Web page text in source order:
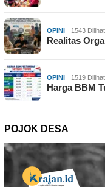
OPINI 1543 Dilihat
Realitas
OPINI 1519 Dilihat
Harga BBM
POJOK DESA